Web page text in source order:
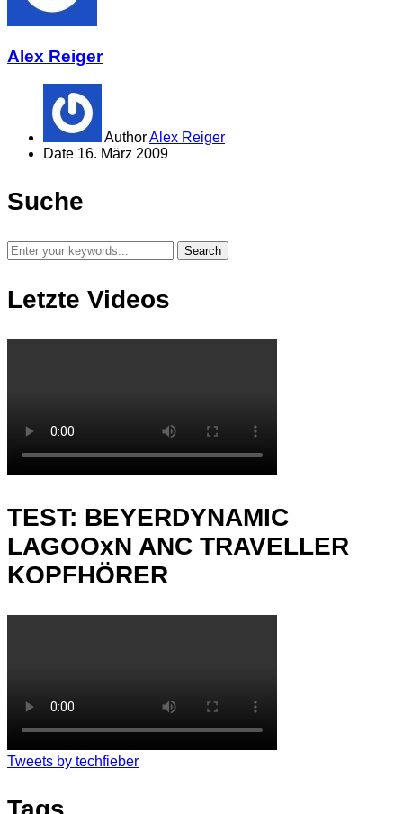
Alex Reiger
AuthorAlex Reiger
Date 16. März 2009
Suche
Letzte Videos
TEST: BEYERDYNAMIC
LAGOOxN ANC TRAVELLER
KOPFHÖRER
Tweets by techfieber